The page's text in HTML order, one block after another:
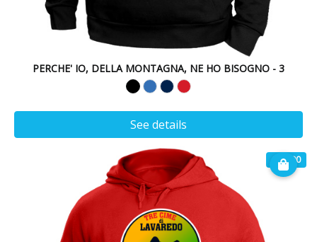
PERCHE' IO, DELLA MONTAGNA, NE HO BISOGNO - 3
See details
€ 32.90